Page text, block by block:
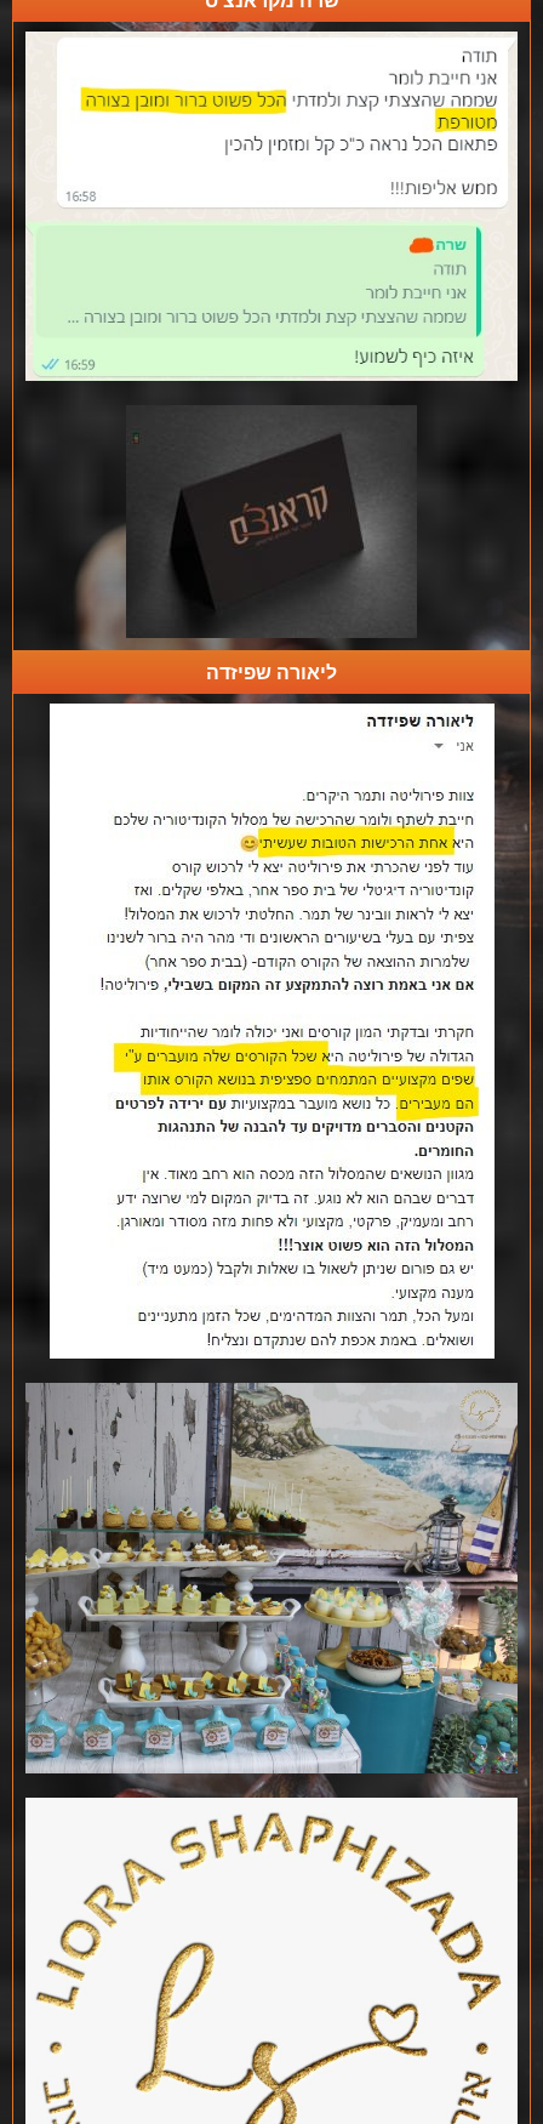
ליאורה שפיזדה